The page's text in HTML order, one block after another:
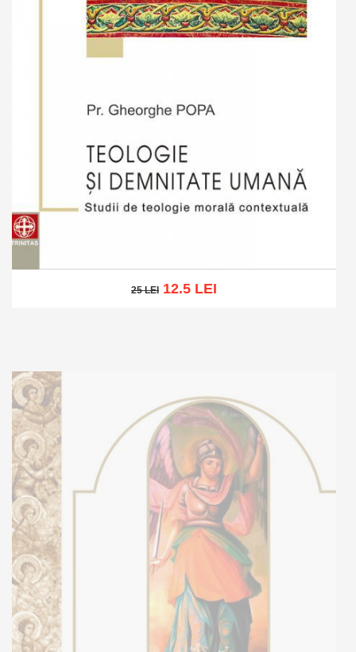
25 LEI
25 LEI 12.5 LEI